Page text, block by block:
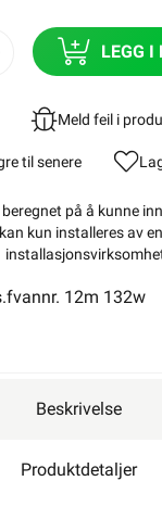
LEGG I
Meld feil i
til senere
på å kunne
kun installeres av
12m 132w
Beskrivelse
Produktdetaljer